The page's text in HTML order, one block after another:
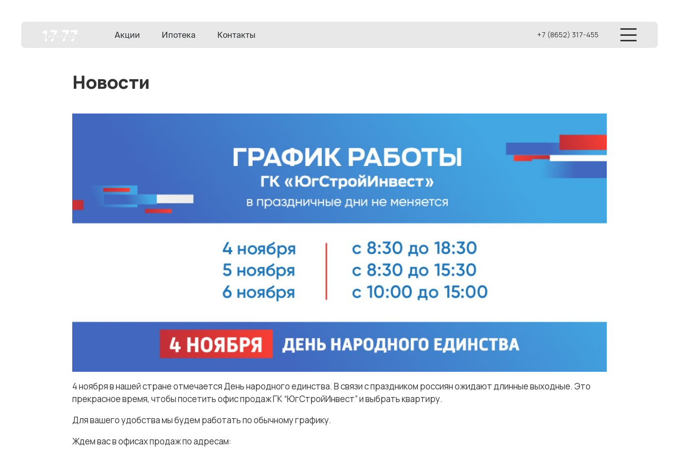
Акции Ипотека Контакты +7 (8652) 317-455
Новости
4 ноября в нашей стране отмечается День народного единства. В связи с праздником россиян ожидают длинные выходные. Это
прекрасное время, чтобы посетить офис продаж ГК “ЮгСтройИнвест” и выбрать квартиру.
Для вашего удобства мы будем работать по обычному графику.
Ждем вас в офисах продаж по адресам: